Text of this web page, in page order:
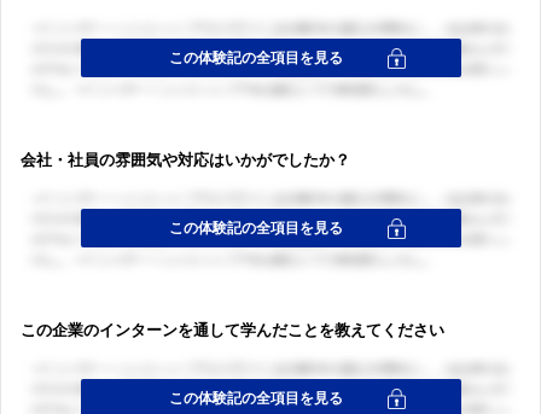
会社・社員の雰囲気や対応はいかがでしたか？
この企業のインターンを通して学んだことを教えてください